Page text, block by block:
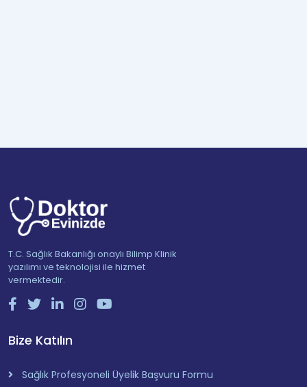
T.C. Sağlık Bakanlığı onaylı Bilimp Klinik
yazılımı ve teknolojisi ile hizmet
vermektedir.
Bize Katılın
Sağlık Profesyoneli Üyelik Başvuru Formu